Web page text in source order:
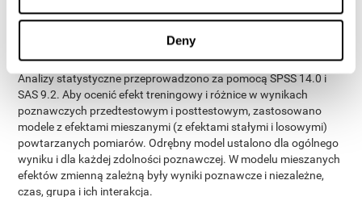
Deny
projekcie graficznym. Główną różnicą jest to, że te gry nie były
Analiza
Analizy statystyczne przeprowadzono za pomocą SPSS 14.0 i
SAS 9.2. Aby ocenić efekt treningowy i różnice w wynikach
poznawczych przedtestowym i posttestowym, zastosowano
modele z efektami mieszanymi (z efektami stałymi i losowymi)
powtarzanych pomiarów. Odrębny model ustalono dla ogólnego
wyniku i dla każdej zdolności poznawczej. W modelu mieszanych
efektów zmienną zależną były wyniki poznawcze i niezależne,
czas, grupa i ich interakcja.